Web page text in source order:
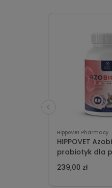
HippoVet Pharmacy
HIPPOVET
probiotyk dla
– wsparcie w
nerek 50kaps
239,00 zł